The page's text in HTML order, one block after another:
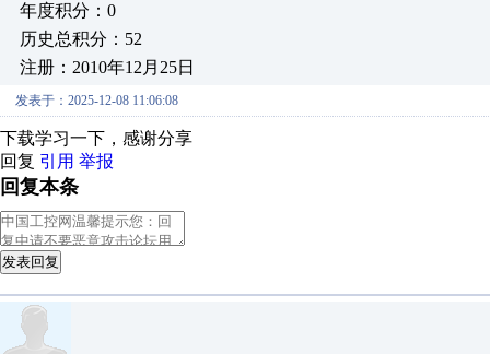
年度积分：0
历史总积分：52
注册：2010年12月25日
发表于：2025-12-08 11:06:08
下载学习一下，感谢分享
回复 引用 举报
回复本条
发表回复